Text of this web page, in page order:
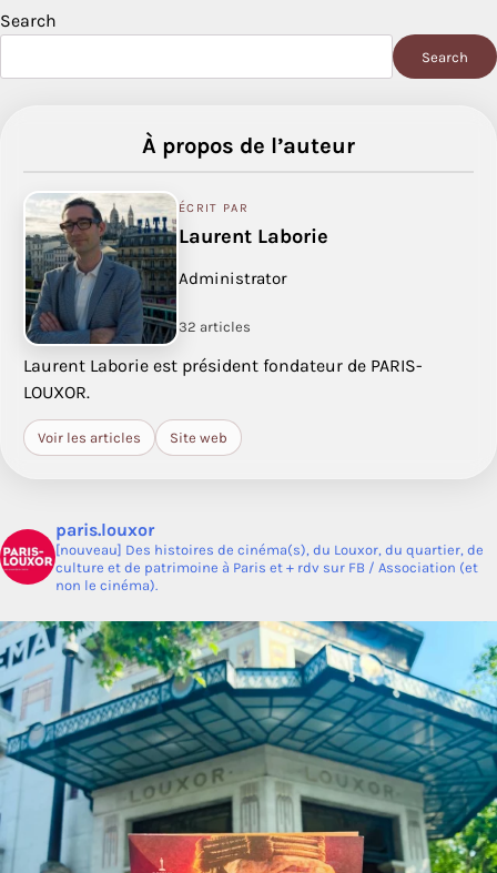
Search
Search
À propos de l’auteur
ÉCRIT PAR
Laurent Laborie
Administrator
32 articles
Laurent Laborie est président fondateur de PARIS-
LOUXOR.
Voir les articles Site web
paris.louxor
[nouveau] Des histoires de cinéma(s), du Louxor, du quartier, de
culture et de patrimoine à Paris et + rdv sur FB / Association (et
non le cinéma).